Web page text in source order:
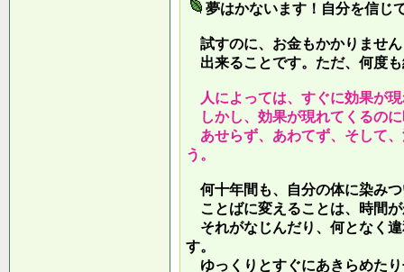
夢はかないます！自分を信じ
試すのに、お金もかかりませ
出来ることです。ただ、何度
人によっては、すぐに効果が
しかし、効果が現れてくるの
あせらず、あわてず、そして
う。
何十年間も、自分の体に染み
ことばに変えることは、時間
それがなじんだり、何となく
す。
ゆっくりとすぐにあきらめた